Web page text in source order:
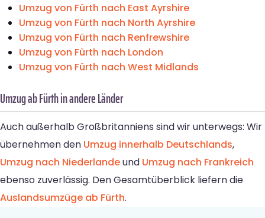
Umzug von Fürth nach East Ayrshire
Umzug von Fürth nach North Ayrshire
Umzug von Fürth nach Renfrewshire
Umzug von Fürth nach London
Umzug von Fürth nach West Midlands
Umzug ab Fürth in andere Länder
Auch außerhalb Großbritanniens sind wir unterwegs: Wir
übernehmen den Umzug innerhalb Deutschlands,
Umzug nach Niederlandeund Umzug nach Frankreich
ebenso zuverlässig. Den Gesamtüberblick liefern die
Auslandsumzüge ab Fürth.